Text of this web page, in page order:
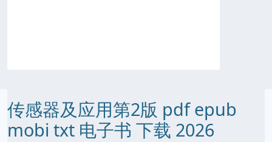
传感器及应用第2版 pdf epub
mobi txt 电子书 下载 2026